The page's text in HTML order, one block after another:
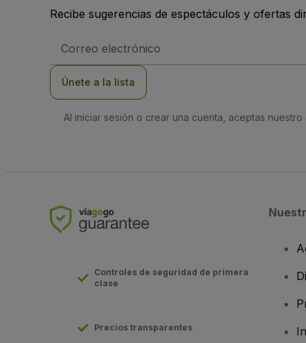
Recibe sugerencias de espectáculos y ofertas
de
Únete a la lista
Al iniciar sesión o crear una cuenta, aceptas nuestro
Controles de seguridad de primera
clase
Precios transparentes